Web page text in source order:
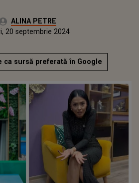
ALINA PETRE
20 septembrie 2024
ca sursă preferată în Google